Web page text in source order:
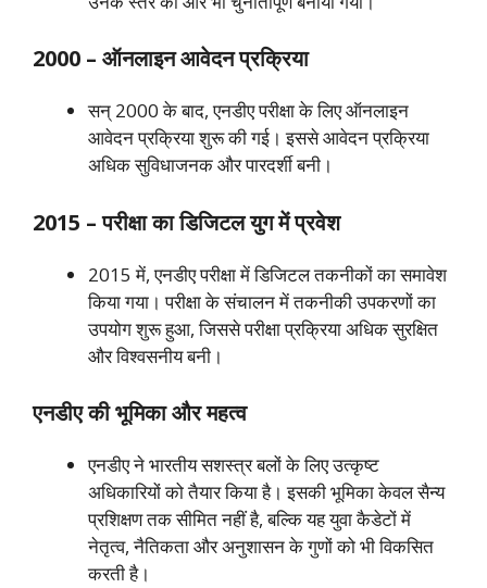
2000 – ऑनलाइन आवेदन प्रक्रिया
सन् 2000 के बाद, एनडीए परीक्षा के लिए ऑनलाइन
आवेदन प्रक्रिया शुरू की गई। इससे आवेदन प्रक्रिया
अधिक सुविधाजनक और पारदर्शी बनी।
2015 – परीक्षा का डिजिटल युग में प्रवेश
2015 में, एनडीए परीक्षा में डिजिटल तकनीकों का समावेश
किया गया। परीक्षा के संचालन में तकनीकी उपकरणों का
उपयोग शुरू हुआ, जिससे परीक्षा प्रक्रिया अधिक सुरक्षित
और विश्वसनीय बनी।
एनडीए की भूमिका और महत्व
एनडीए ने भारतीय सशस्त्र बलों के लिए उत्कृष्ट
अधिकारियों को तैयार किया है। इसकी भूमिका केवल सैन्य
प्रशिक्षण तक सीमित नहीं है, बल्कि यह युवा कैडेटों में
नेतृत्व, नैतिकता और अनुशासन के गुणों को भी विकसित
करती है।